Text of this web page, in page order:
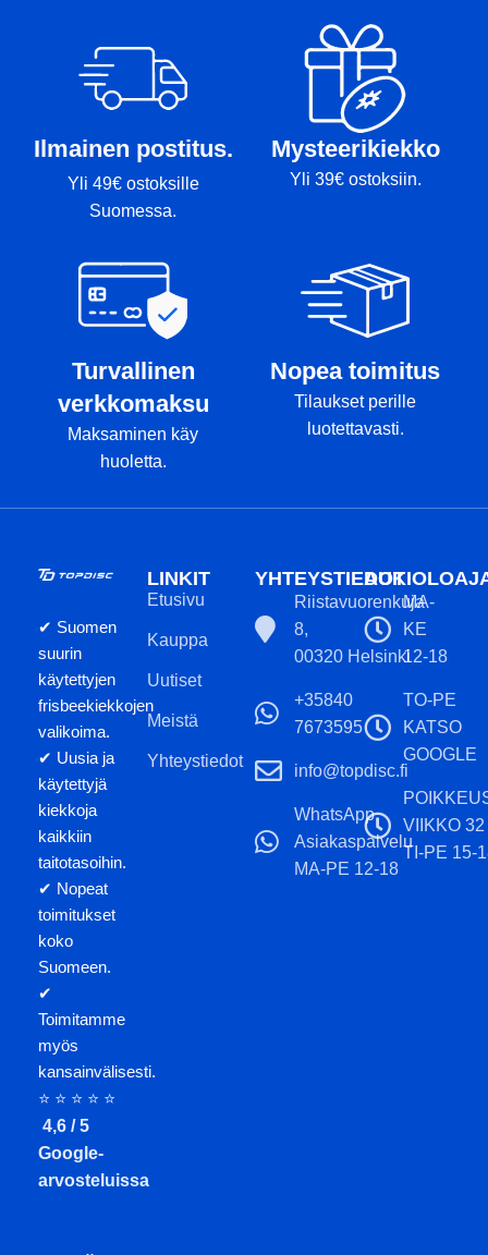
Paino: 180g
Ilmainen postitus.
Yli 49€ ostoksille
Suomessa.
Mysteerikiekko
Yli 39€ ostoksiin.
Turvallinen
verkkomaksu
Maksaminen käy
huoletta.
Nopea toimitus
Tilaukset perille
luotettavasti.
✔ Suomen
suurin
käytettyjen
frisbeekiekkojen
valikoima.
✔ Uusia ja
käytettyjä
kiekkoja
kaikkiin
taitotasoihin.
✔ Nopeat
toimitukset
koko
Suomeen.
✔
Toimitamme
myös
kansainvälisesti.
⭐ ⭐ ⭐ ⭐ ⭐
4,6 / 5
Google-
arvosteluissa
LINKIT
Etusivu
Kauppa
Uutiset
Meistä
Yhteystiedot
YHTEYSTIEDOT
Riistavuorenkuja
8,
00320 Helsinki
+35840
7673595
info@topdisc.fi
WhatsApp
Asiakaspalvelu
MA-PE 12-18
MA-
KE
12-18
TO-PE
KATSO
GOOGLE
VIIKKO 32
TI-PE 15-